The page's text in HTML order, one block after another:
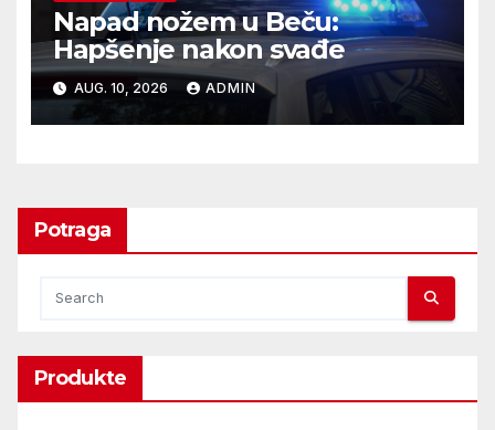
Napad nožem u Beču:
Hapšenje nakon svađe
AUG. 10, 2026 ADMIN
Potraga
Produkte